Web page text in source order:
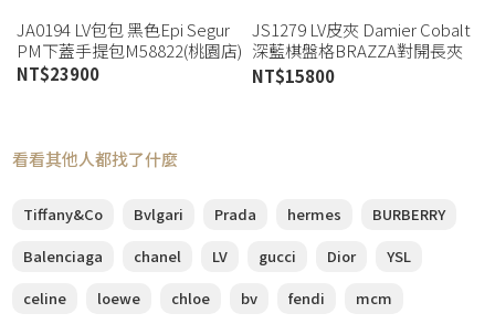
JA0194 LV包包 黑色Epi Segur
PM下蓋手提包M58822(桃園店)
NT$23900
JS1279 LV皮夾 Damier Cobalt
深藍棋盤格BRAZZA對開長夾
N63212 (板橋店)
NT$15800
看看其他人都找了什麼
Tiffany&Co Bvlgari Prada hermes
BURBERRY
Balenciaga
chanel LV gucci Dior
YSL
celine
loewe chloe bv fendi mcm